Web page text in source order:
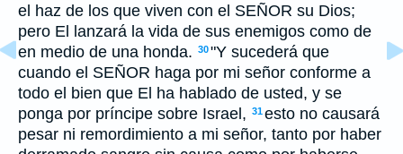
el haz de los que viven con el SEÑOR su Dios;
pero El lanzará la vida de sus enemigos como de
en medio de una honda. 30"Y sucederá que
cuando el SEÑOR haga por mi señor conforme a
todo el bien que El ha hablado de usted, y se
ponga por príncipe sobre Israel, 31esto no causará
pesar ni remordimiento a mi señor, tanto por haber